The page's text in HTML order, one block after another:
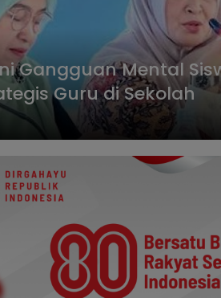
Gangguan Mental
Guru di Sekolah